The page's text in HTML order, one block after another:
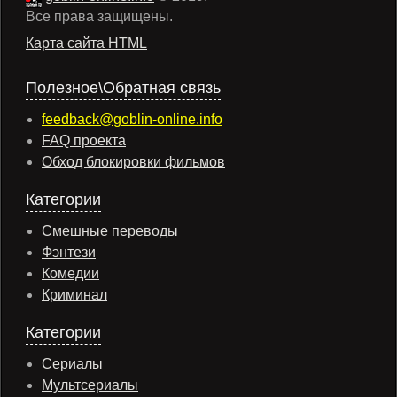
Все права защищены.
Карта сайта HTML
Полезное\Обратная связь
feedback@goblin-online.info
FAQ проекта
Обход блокировки фильмов
Категории
Смешные переводы
Фэнтези
Комедии
Криминал
Категории
Сериалы
Мультсериалы